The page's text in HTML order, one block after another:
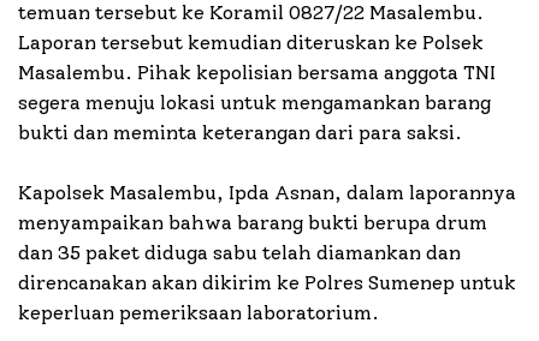
temuan tersebut ke Koramil 0827/22 Masalembu.
Laporan tersebut kemudian diteruskan ke Polsek
Masalembu. Pihak kepolisian bersama anggota TNI
segera menuju lokasi untuk mengamankan barang
bukti dan meminta keterangan dari para saksi.
Kapolsek Masalembu, Ipda Asnan, dalam laporannya
menyampaikan bahwa barang bukti berupa drum
dan 35 paket diduga sabu telah diamankan dan
direncanakan akan dikirim ke Polres Sumenep untuk
keperluan pemeriksaan laboratorium.